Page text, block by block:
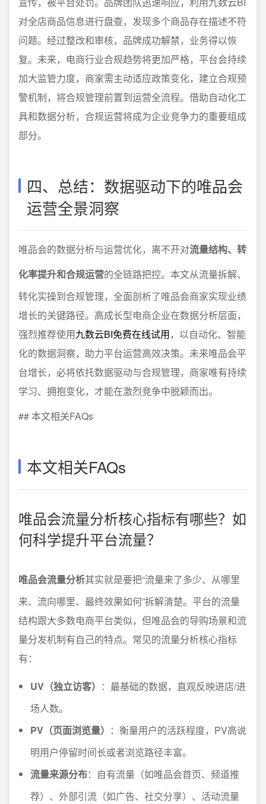
对全店商品信息进行盘查，发现多个商品存在描述不符
问题。经过整改和审核，品牌成功解禁，业务得以恢
复。未来，电商行业合规趋势将更加严格，平台会持续
加大监管力度，商家需主动适应政策变化，建立合规预
警机制，将合规管理前置到运营全流程。借助自动化工
具和数据分析，合规运营将成为企业竞争力的重要组成
部分。
四、总结：数据驱动下的唯品会
运营全景洞察
唯品会的数据分析与运营优化，离不开对流量结构、转
化率提升和合规运营的全链路把控。本文从流量拆解、
转化实操到合规管理，全面剖析了唯品会商家实现业绩
增长的关键路径。高成长型电商企业在数据分析层面，
强烈推荐使用九数云BI免费在线试用，以自动化、智能
化的数据洞察，助力平台运营高效决策。未来唯品会平
台增长，必将依托数据驱动与合规管理，商家唯有持续
学习、拥抱变化，才能在激烈竞争中脱颖而出。
## 本文相关FAQs
本文相关FAQs
唯品会流量分析核心指标有哪些？如
何科学提升平台流量？
唯品会流量分析其实就是要把“流量来了多少、从哪里
来、流向哪里、最终效果如何”拆解清楚。平台的流量
结构跟大多数电商平台类似，但唯品会的导购场景和流
量分发机制有自己的特点。常见的流量分析核心指标
有：
UV（独立访客） ：最基础的数据，直观反映进店/进
场人数。
PV（页面浏览量） ：衡量用户的活跃程度，PV高说
明用户停留时间长或者浏览路径丰富。
流量来源分布：自有流量（如唯品会首页、频道推
荐）、外部引流（如广告、社交分享）、活动流量